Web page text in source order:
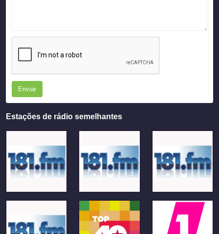
Enviar
Estações de rádio semelhantes